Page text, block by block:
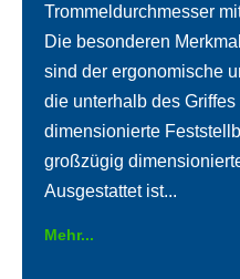
Trommeldurchmesser
Die besonderen
sind der ergonomische
die unterhalb des
dimensionierte
großzügig
Ausgestattet ist...
Mehr...